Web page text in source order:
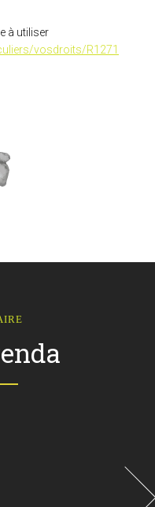
à utiliser
vosdroits/R1271